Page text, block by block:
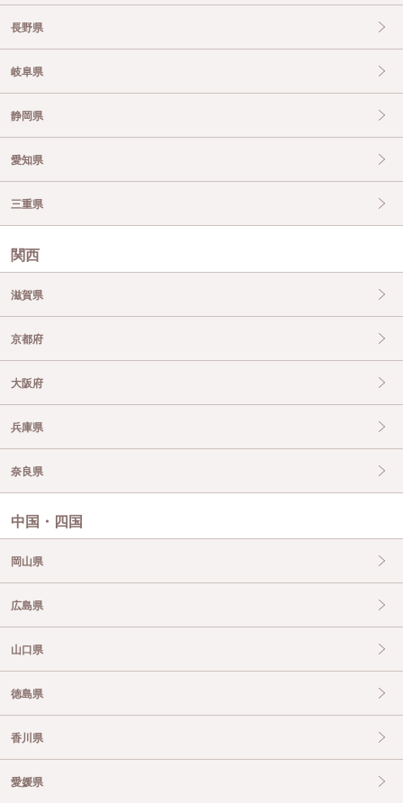
長野県
岐阜県
静岡県
愛知県
三重県
関西
滋賀県
京都府
大阪府
兵庫県
奈良県
中国・四国
岡山県
広島県
山口県
徳島県
香川県
愛媛県